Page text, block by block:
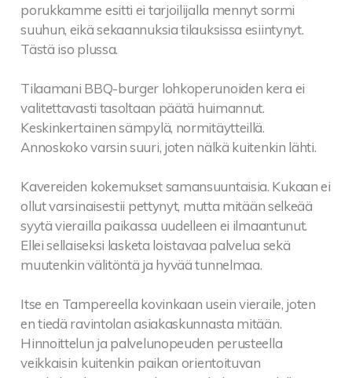
porukkamme esitti ei tarjoilijalla mennyt sormi
suuhun, eikä sekaannuksia tilauksissa esiintynyt.
Tästä iso plussa.
Tilaamani BBQ-burger lohkoperunoiden kera ei
valitettavasti tasoltaan päätä huimannut.
Keskinkertainen sämpylä, normitäytteillä.
Annoskoko varsin suuri, joten nälkä kuitenkin lähti.
Kavereiden kokemukset samansuuntaisia. Kukaan ei
ollut varsinaisestii pettynyt, mutta mitään selkeää
syytä vierailla paikassa uudelleen ei ilmaantunut.
Ellei sellaiseksi lasketa loistavaa palvelua sekä
muutenkin välitöntä ja hyvää tunnelmaa.
Itse en Tampereella kovinkaan usein vieraile, joten
en tiedä ravintolan asiakaskunnasta mitään.
Hinnoittelun ja palvelunopeuden perusteella
veikkaisin kuitenkin paikan orientoituvan